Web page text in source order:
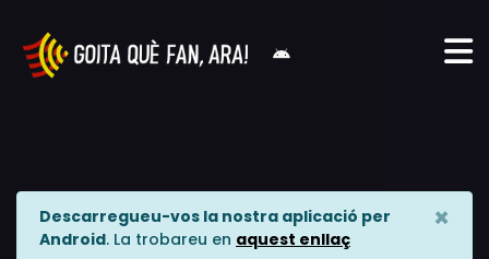
Descarregueu-vos la nostra aplicació per
Android. La trobareu en aquest enllaç
×